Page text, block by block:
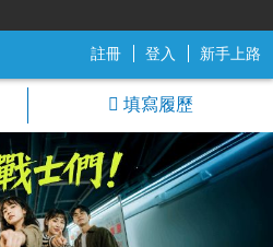
註冊 登入 新手上路
填寫履歷